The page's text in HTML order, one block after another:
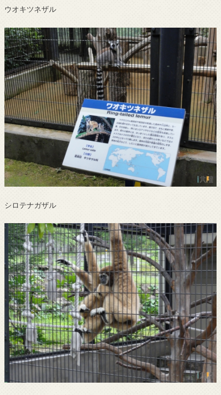
ウオキツネザル
シロテナガザル